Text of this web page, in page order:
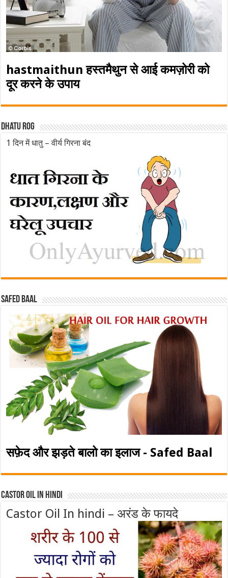
hastmaithun हस्तमैथुन से आई कमज़ोरी को
दूर करने के उपाय
Dhatu rog
1 दिन में धातु – वीर्य गिरना बंद
Safed baal
सफ़ेद और झड़ते बालो का इलाज - Safed Baal
Castor Oil In Hindi
Castor Oil In hindi – अरंड के फायदे